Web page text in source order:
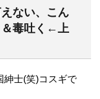
ない、こん
＆毒吐く←上
紳士(笑)コスギで